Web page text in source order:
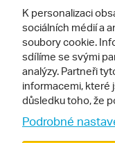
Cestovní kanceláře
Zájazdy.sk
Sledujte nás
K personalizaci
sociálních médií a
soubory cookie.
sdílíme se svými
analýzy. Partneři
informacemi, které
důsledku toho, že
Podrobné